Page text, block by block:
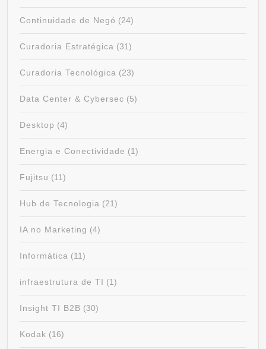
Continuidade de Negó (24)
Curadoria Estratégica (31)
Curadoria Tecnológica (23)
Data Center & Cybersec (5)
Desktop (4)
Energia e Conectividade (1)
Fujitsu (11)
Hub de Tecnologia (21)
IA no Marketing (4)
Informática (11)
infraestrutura de TI (1)
Insight TI B2B (30)
Kodak (16)